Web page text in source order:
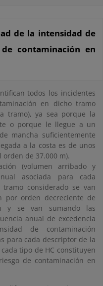
de la intensidad de
contaminación en
todos los incidentes
en dicho tramo
tramo), ya sea porque la
o porque le llegue a un
mancha suficientemente
a la costa es de unos
orden de 37.000 m).
(volumen arribado y
asociada para cada
considerado se van
por orden decreciente de
y se van sumando las
anual de excedencia
de contaminación
para cada descriptor de la
tipo de HC constituyen
de contaminación en